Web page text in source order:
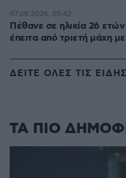
Πέθανε σε ηλικία 26
έπειτα από τριετή μάχη
07.08.2026, 05:42
ΔΕΙΤΕ ΟΛΕΣ ΤΙΣ
ΤΑ ΠΙΟ